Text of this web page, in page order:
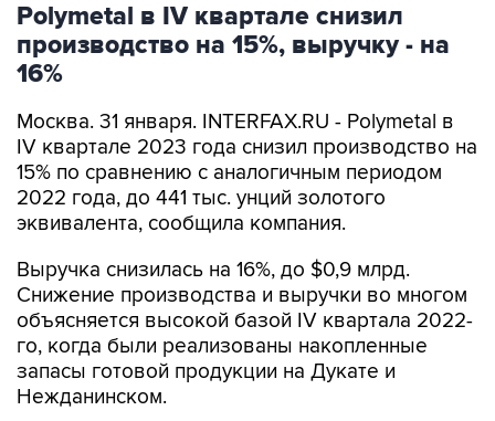
Polymetal в IV квартале снизил
производство на 15%, выручку - на
16%
Москва. 31 января. INTERFAX.RU - Polymetal в
IV квартале 2023 года снизил производство на
15% по сравнению с аналогичным периодом
2022 года, до 441 тыс. унций золотого
эквивалента, сообщила компания.
Выручка снизилась на 16%, до $0,9 млрд.
Снижение производства и выручки во многом
объясняется высокой базой IV квартала 2022-
го, когда были реализованы накопленные
запасы готовой продукции на Дукате и
Нежданинском.